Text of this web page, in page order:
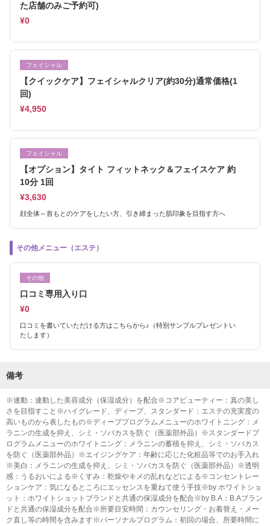
た店舗のみご予約可)
¥0
フェイシャル
【クイックケア】フェイシャルクリア(約30分)通常価格(1
回)
¥4,950
フェイシャル
【オプション】タイト フィットネック＆フェイスケア 約
10分 1回
¥3,630
顔全体～首もとのケアをしたい方、引き締まった肌印象を目指す方へ
その他メニュー（エステ）
その他
口コミ専用入り口
¥0
口コミを書いていただける方はこちらから♪（特別サンプルプレゼントい
たします）
備考
※連動：連動した美容成分（保湿成分）を配合※コアビューティー：真の美し
さを目指すこと※ハイグレード、ディープ、スタンダード：エステの充実度の
高いものから表したもの※ディーププログラムメニューのホワイトニング：メ
ラニンの生成を抑え、シミ・ソバカスを防ぐ（医薬部外品）※スタンダードプ
ログラムメニューのホワイトニング：メラニンの蓄積を抑え、シミ・ソバカス
を防ぐ（医薬部外品）※エイジングケア：年齢に応じた化粧品等でのお手入れ
※美白：メラニンの生成を抑え、シミ・ソバカスを防ぐ（医薬部外品）※透明
感：うるおいによる※くすみ：乾燥やキメの乱れなどによる※コンセントレー
ションケア：気になるところにエッセンスを重ねて使う手技※by ホワイトショ
ット：ホワイトショットブランドと共通の保湿成分を配合※by B.A：B.Aブラン
ドと共通の保湿成分を配合※所要目安時間：カウンセリング・お着替え・メー
ク直し等の時間を含みます※パーソナルプログラム：初回の場合、所要時間に